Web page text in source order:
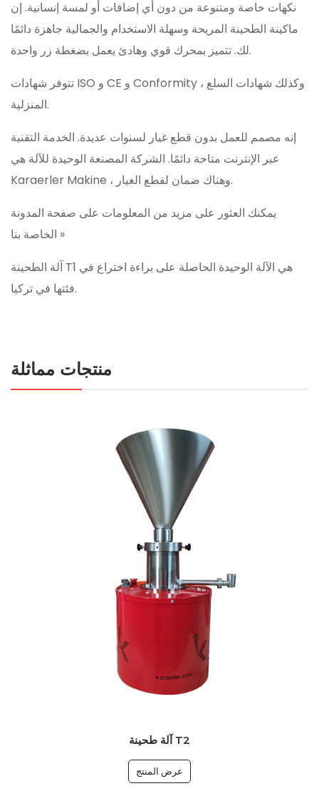
نكهات خاصة ومتنوعة من دون أي إضافات أو لمسة إنسانية. إن
ماكينة الطحينة المريحة وسهلة الاستخدام والجمالية جاهزة دائمًا
لك. تتميز بمحرك قوي وهادئ يعمل بضغطة زر واحدة.
تتوفر شهادات ISO و CE و Conformity ، وكذلك شهادات السلع
المنزلية.
إنه مصمم للعمل بدون قطع غيار لسنوات عديدة. الخدمة التقنية
عبر الإنترنت متاحة دائمًا. الشركة المصنعة الوحيدة للآلة هي
Karaerler Makine ، وهناك ضمان لقطع الغيار.
يمكنك العثور على مزيد من المعلومات على صفحة المدونة
الخاصة بنا »
آلة الطحينة T1 هي الآلة الوحيدة الحاصلة على براءة اختراع في
فئتها في تركيا.
منتجات مماثلة
آلة طحينة T2
عرض المنتج